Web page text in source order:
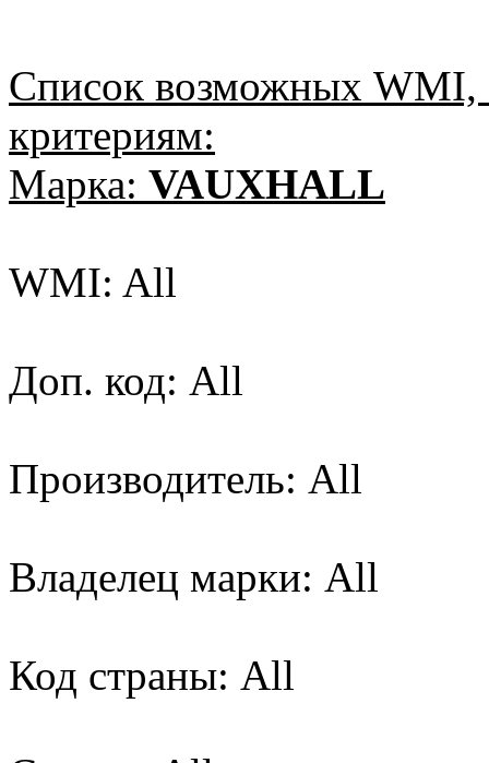
Список возможных
критериям:
Марка: VAUXHALL
WMI: All
Доп. код: All
Производитель: All
Владелец марки: All
Код страны: All